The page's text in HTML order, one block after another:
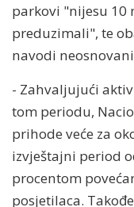
parkovi "nijesu 10
preduzimali", te
navodi
- Zahvaljujući
tom periodu,
prihode veće za
izvještajni period
procentom
posjetilaca.